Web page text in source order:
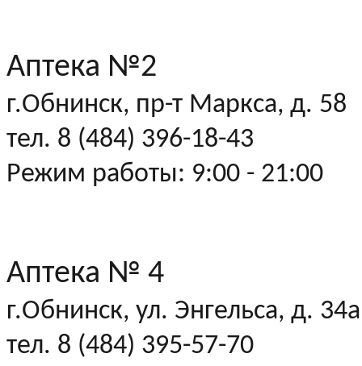
Аптека №2
г.Обнинск, пр-т Маркса, д. 58
тел. 8 (484) 396-18-43
Режим работы: 9:00 - 21:00
Аптека № 4
г.Обнинск, ул. Энгельса, д. 34а
тел. 8 (484) 395-57-70